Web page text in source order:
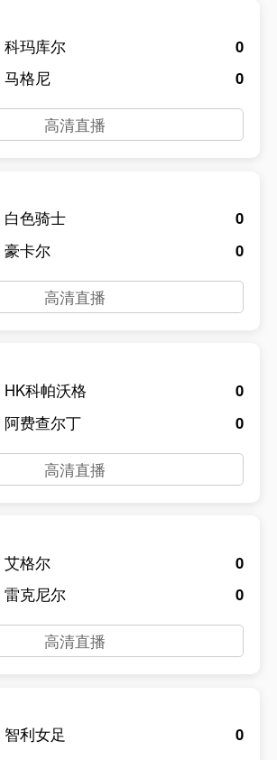
科玛库尔
马格尼
0
0
高清直播
白色骑士
豪卡尔
0
0
高清直播
HK科帕沃格
阿费查尔丁
0
0
高清直播
艾格尔
雷克尼尔
0
0
高清直播
智利女足
0